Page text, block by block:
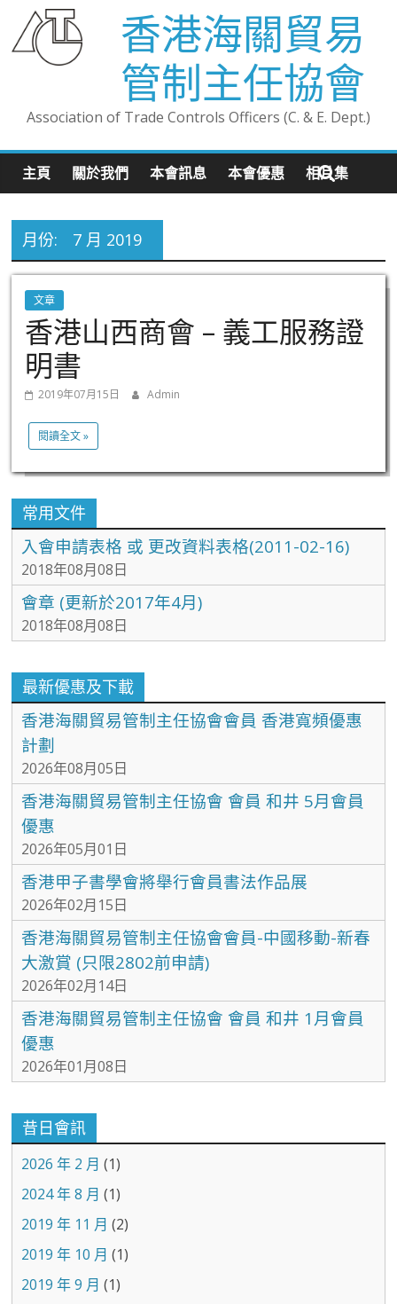
香港海關貿易
管制主任協會
Association of Trade Controls Officers (C. & E. Dept.)
主頁 關於我們 本會訊息 本會優惠 相片集
月份: 7 月 2019
文章
香港山西商會 – 義工服務證
明書
2019年07月15日 Admin
閱讀全文 »
常用文件
入會申請表格 或 更改資料表格(2011-02-16)
2018年08月08日
會章 (更新於2017年4月)
2018年08月08日
最新優惠及下載
香港海關貿易管制主任協會會員 香港寬頻優惠
計劃
2026年08月05日
香港海關貿易管制主任協會 會員 和井 5月會員
優惠
2026年05月01日
香港甲子書學會將舉行會員書法作品展
2026年02月15日
香港海關貿易管制主任協會會員-中國移動-新春
大激賞 (只限2802前申請)
2026年02月14日
香港海關貿易管制主任協會 會員 和井 1月會員
優惠
2026年01月08日
昔日會訊
2026 年 2 月 (1)
2024 年 8 月 (1)
2019 年 11 月 (2)
2019 年 10 月 (1)
2019 年 9 月 (1)